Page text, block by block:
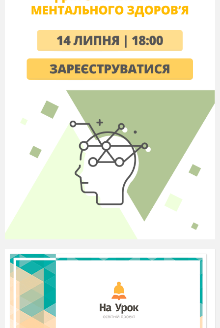
систематизація
навичок
Контрольна
робота №1.
Показникові
рівняння і
умінь та навичок
Показникові та
логарифмічні
рівняння і
нерівності.
20
Показникові та
логарифмічні
рівняння і
нерівності.
логарифмічні
нерівності.
Показникові та
логарифмічні
рівняння і